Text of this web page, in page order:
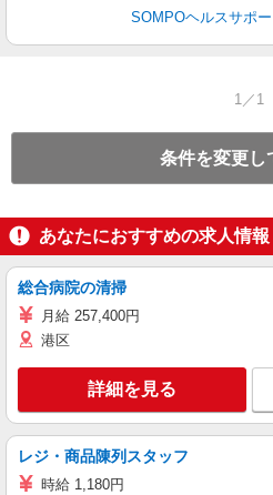
SOMPOヘルスサポ
1／1
条件を変更し
あなたにおすすめの求人情報
総合病院の清掃
月給 257,400円
港区
詳細を見る
レジ・商品陳列スタッフ
時給 1,180円